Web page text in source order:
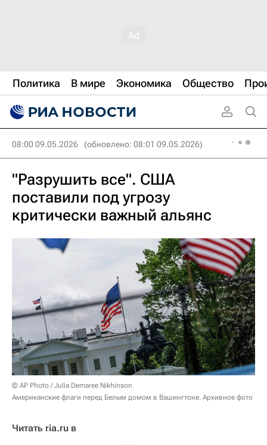
Политика В мире Экономика Общество
08:00 09.05.2026 (обновлено: 08:01 09.05.2026)
"Разрушить все". США
поставили под угрозу
критически важный альянс
© AP Photo / Julia Demaree Nikhinson
Американские флаги перед Белым домом в Вашингтоне. Архивное фото
Читать ria.ru в